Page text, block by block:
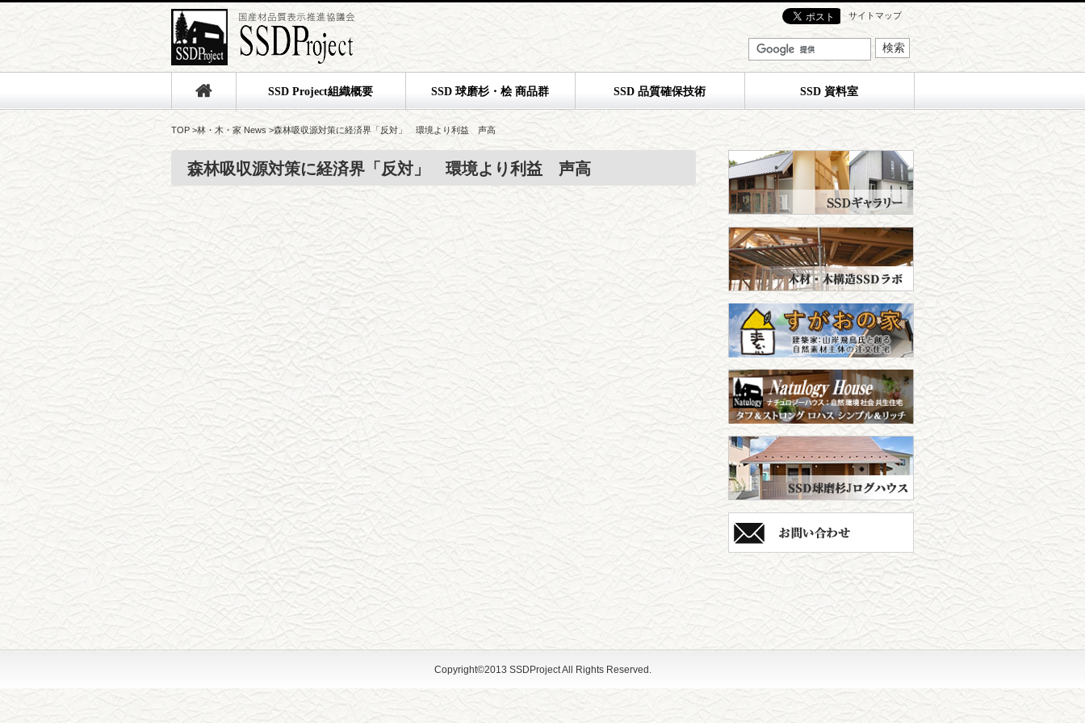
サイトマップ
SSD Project組織概要 SSD 球磨杉・桧 商品群 SSD 品質確保技術 SSD 資料室
TOP >林・木・家 News >森林吸収源対策に経済界「反対」 環境より利益 声高
森林吸収源対策に経済界「反対」 環境より利益 声高
Copyright©2013 SSDProject All Rights Reserved.